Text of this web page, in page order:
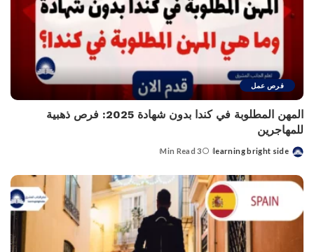
فرص عمل
المهن المطلوبة في كندا بدون شهادة 2025: فرص ذهبية
للمهاجرين
Posted
learning bright side
3 Min Read